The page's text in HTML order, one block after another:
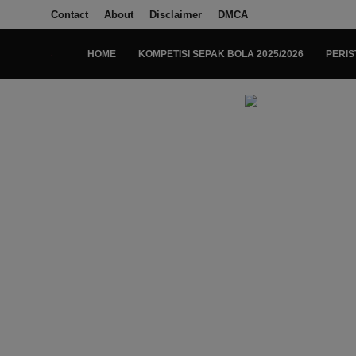
Contact About Disclaimer DMCA
HOME KOMPETISI SEPAK BOLA 2025/2026